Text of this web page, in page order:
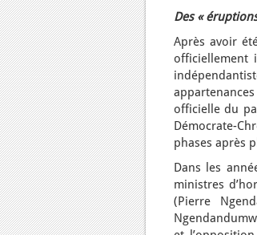
Des «
Après avoir
officiellement
officielle du
Démocrate-
phases après
Dans les
ministres
(Pierre